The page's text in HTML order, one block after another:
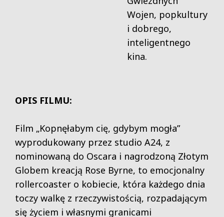
Wojen, popkultury
i dobrego,
inteligentnego
kina.
OPIS FILMU:
Film „Kopnęłabym cię, gdybym mogła”
wyprodukowany przez studio A24, z
nominowaną do Oscara i nagrodzoną Złotym
Globem kreacją Rose Byrne, to emocjonalny
rollercoaster o kobiecie, która każdego dnia
toczy walkę z rzeczywistością, rozpadającym
się życiem i własnymi granicami